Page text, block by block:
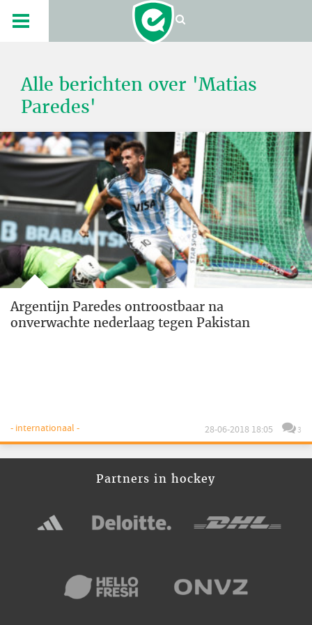
Alle berichten over 'Matias
Paredes'
Argentijn Paredes ontroostbaar na
onverwachte nederlaag tegen Pakistan
- internationaal - 28-06-2018 18:05 3
Partners in hockey